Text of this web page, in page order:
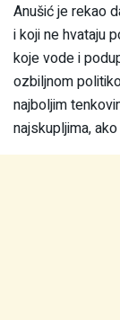
Anušić je rekao
i koji ne hvataju
koje vode i
ozbiljnom
najboljim
najskupljima,